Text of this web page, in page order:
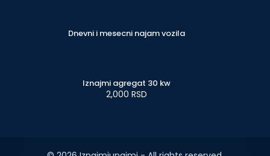
Dnevni i mesecni najam vozila
Iznajmi agregat 30 kw
2,000 RSD